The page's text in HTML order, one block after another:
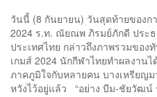
วันนี้ (8 กันยายน) วันสุดท้ายของก
2024 ร.ท. ณัยณพ ภิรมย์ภักดี ประ
ประเทศไทย กล่าวถึงภาพรวมของ
เกมส์ 2024 นักกีฬาไทยทำผลงาน
ภาคภูมิใจกับหลายคน บางเหรียญ
หวังไว้อยู่แล้ว “อย่าง บีม-ชัยวัฒน์